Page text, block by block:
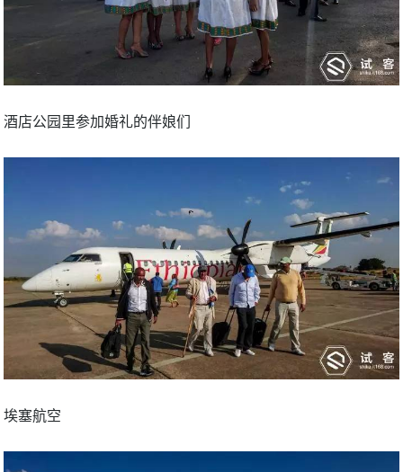
酒店公园里参加婚礼的伴娘们
埃塞航空